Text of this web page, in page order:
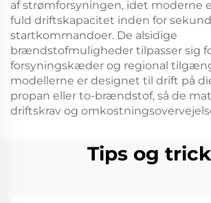
af strømforsyningen, idet moderne
fuld driftskapacitet inden for
startkommandoer. De alsidige
brændstofmuligheder tilpasser sig
forsyningskæder og regional
modellerne er designet til drift på
propan eller to-brændstof, så de
driftskrav og
Tips og